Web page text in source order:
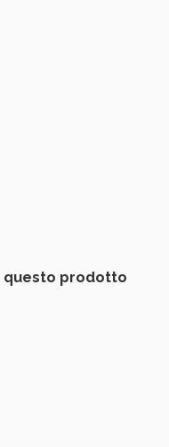
questo prodotto